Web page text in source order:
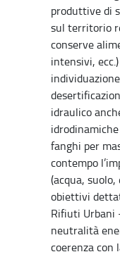
produttive di
sul territorio
conserve
intensivi,
idraulico
fanghi per
contempo
(acqua,
obiettivi
Rifiuti Urbani
neutralità
coerenza